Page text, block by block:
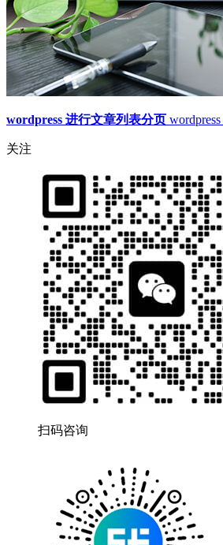
wordpress 进行文章列表分页 wordpress
关注
扫码咨询